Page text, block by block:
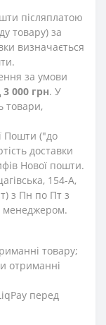
післяплатою
товару) за
визначається
за умови
3 000 грн. У
товари,
Пошти ("до
доставки
Нової пошти.
154-А,
з Пн по Пт з
менеджером.
товару;
отриманні
перед